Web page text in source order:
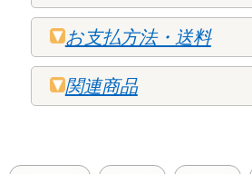
お支払方法・送料
関連商品